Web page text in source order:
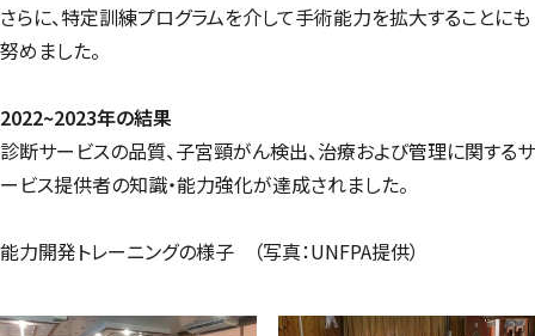
さらに、特定訓練プログラムを介して手術能力を拡大することにも
努めました。
2022~2023年の結果
診断サービスの品質、子宮頸がん検出、治療および管理に関するサ
ービス提供者の知識・能力強化が達成されました。
能力開発トレーニングの様子 （写真：UNFPA提供）